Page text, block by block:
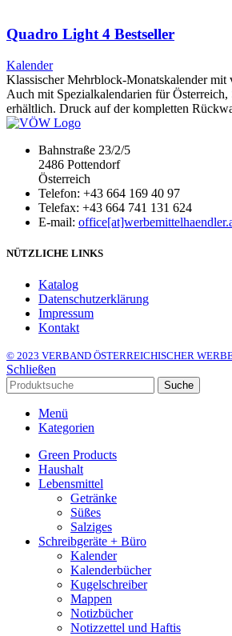
Quadro Light 4 Bestseller
Kalender
Klassischer Mehrblock-Monatskalender mit
Auch mit Spezialkalendarien für
erhältlich. Druck auf der kompletten
Bahnstraße 23/2/5
2486 Pottendorf
Österreich
Telefon: +43 664 169 40 97
Telefax: +43 664 741 131 624
E-mail:
NÜTZLICHE LINKS
Katalog
Datenschutzerklärung
Impressum
Kontakt
© 2023 VERBAND ÖSTERREICHISCHER
Schließen
Suche
Menü
Kategorien
Green Products
Haushalt
Lebensmittel
Getränke
Süßes
Salziges
Schreibgeräte + Büro
Kalender
Kalenderbücher
Kugelschreiber
Mappen
Notizbücher
Notizzettel und Haftis